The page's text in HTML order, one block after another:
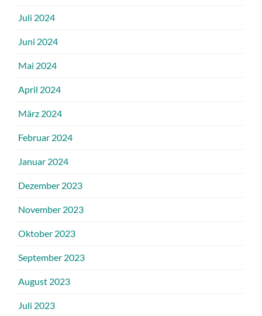
Juli 2024
Juni 2024
Mai 2024
April 2024
März 2024
Februar 2024
Januar 2024
Dezember 2023
November 2023
Oktober 2023
September 2023
August 2023
Juli 2023